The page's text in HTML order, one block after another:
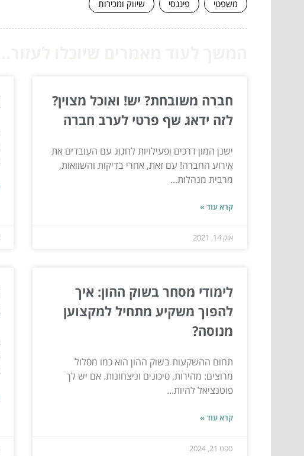
משפטי פיננסי שיווק ומכירות
חברה משובחת? יש! ואוכל מצוין?
לזה ידאג שף פרטי לערב חברה
ישנן המון דרכים ופעילויות לחגוג עם העובדים את
אירוע החברה! עם זאת, אחרי בדיקות והשוואות,
מרבית מנהלות...
קרא עוד »
אוק 14, 2021
לימודי מסחר בשוק ההון: איך
להפוך משקיע מתחיל למקצוען
מנוסה?
תחום ההשקעות בשוק ההון הוא כמו מסלול
מרוצים: מהירות, סיכונים וניצחונות. אם יש לך
פוטנציאל להיות...
קרא עוד »
ספט 21, 2024